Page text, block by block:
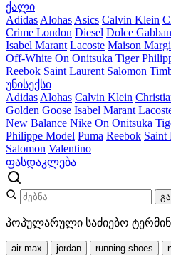
ქალი
Adidas Alohas Asics Calvin Klein
Crime London Diesel Dolce
Isabel Marant Lacoste Maison
Off-White On Onitsuka Tiger
Reebok Saint Laurent Salomon
უნისექსი
Adidas Alohas Calvin Klein
Golden Goose Isabel Marant
New Balance Nike On Onitsuka
Philippe Model Puma Reebok Saint
Salomon Valentino
ფასდაკლება
პოპულარული საძიებო
air max jordan running shoes